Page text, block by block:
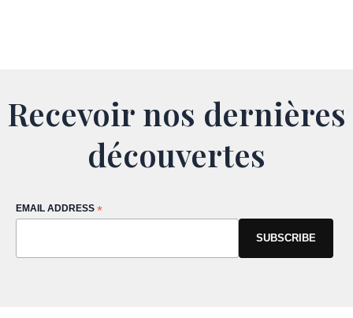
Recevoir nos dernières
découvertes
EMAIL ADDRESS *